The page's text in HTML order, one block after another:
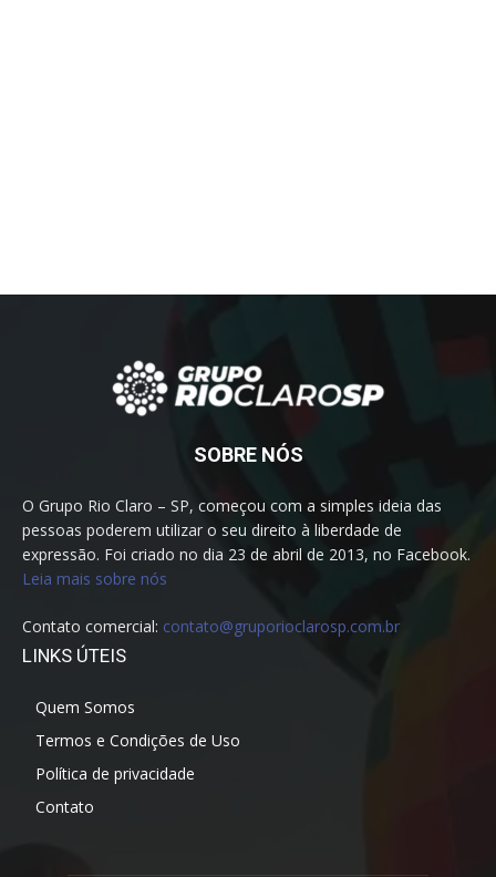
SOBRE NÓS
O Grupo Rio Claro – SP, começou com a simples ideia das
pessoas poderem utilizar o seu direito à liberdade de
expressão. Foi criado no dia 23 de abril de 2013, no Facebook.
Leia mais sobre nós
Contato comercial: contato@gruporioclarosp.com.br
LINKS ÚTEIS
Quem Somos
Termos e Condições de Uso
Política de privacidade
Contato